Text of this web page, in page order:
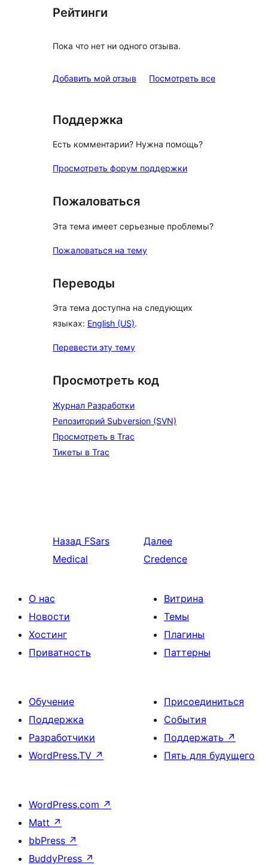
Рейтинги
Пока что нет ни одного отзыва.
Добавить мой отзыв Посмотреть всеотзывы
Поддержка
Есть комментарии? Нужна помощь?
Просмотреть форум поддержки
Пожаловаться
Эта тема имеет серьезные проблемы?
Пожаловаться на тему
Переводы
Эта тема доступна на следующих
языках: English (US).
Перевести эту тему
Просмотреть код
Журнал Разработки
Репозиторий Subversion (SVN)
Просмотреть в Trac
Тикеты в Trac
Назад FSars
Medical
Далее
Credence
О нас
Новости
Хостинг
Приватность
Витрина
Темы
Плагины
Паттерны
Обучение
Поддержка
Разработчики
WordPress.TV ↗
Присоединиться
События
Поддержать ↗
Пять для будущего
WordPress.com ↗
Matt ↗
bbPress ↗
BuddyPress ↗